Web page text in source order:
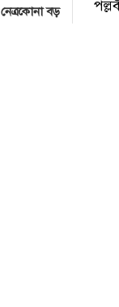
নেত্রকোনা বড়